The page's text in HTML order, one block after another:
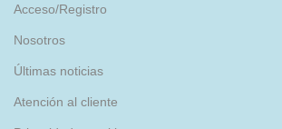
Acceso/Registro
Nosotros
Últimas noticias
Atención al cliente